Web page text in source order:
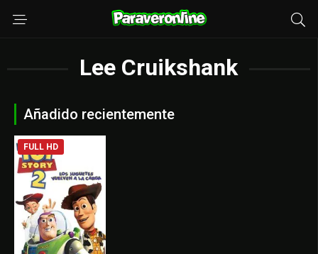
Lee Cruikshank
Añadido recientemente
FULL HD